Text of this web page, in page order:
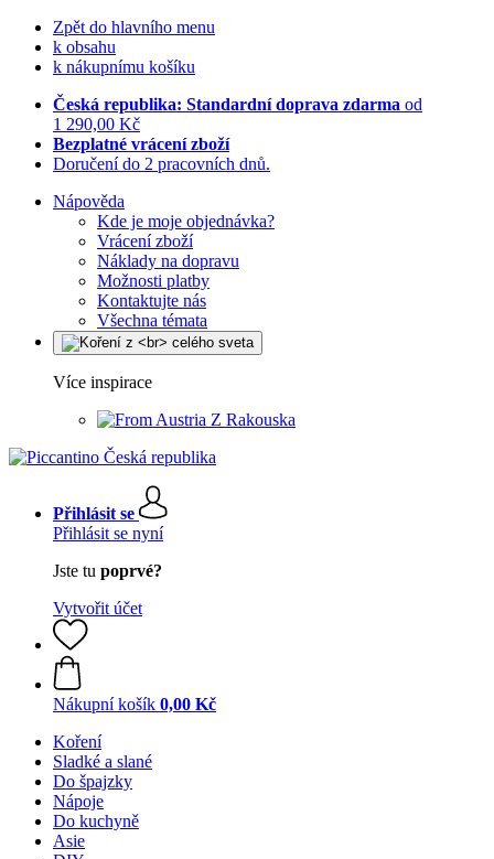
Zpět do hlavního menu
k obsahu
k nákupnímu košíku
Česká republika: Standardní doprava zdarma od
1 290,00 Kč
Bezplatné vrácení zboží
Doručení do 2 pracovních dnů.
Nápověda
Kde je moje objednávka?
Vrácení zboží
Náklady na dopravu
Možnosti platby
Kontaktujte nás
Všechna témata
Více inspirace
Z Rakouska
Přihlásit se
Přihlásit se nyní
Jste tu poprvé?
Vytvořit účet
Nákupní košík 0,00 Kč
Koření
Sladké a slané
Do špajzky
Nápoje
Do kuchyně
Asie